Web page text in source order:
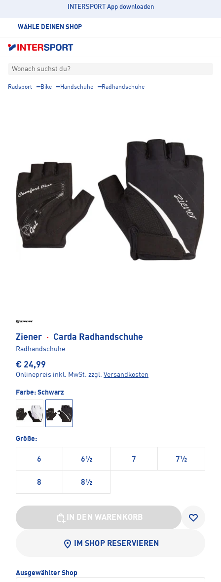
INTERSPORT App downloaden
WÄHLE DEINEN SHOP
Wonach suchst du?
Radsport Bike Handschuhe Radhandschuhe
Ziener · Carda Radhandschuhe
Radhandschuhe
€ 24,99
Onlinepreis inkl. MwSt. zzgl. Versandkosten
Farbe: Schwarz
Größe:
6 6½ 7 7½
8 8½
IN DEN WARENKORB
IM SHOP RESERVIEREN
Ausgewählter Shop